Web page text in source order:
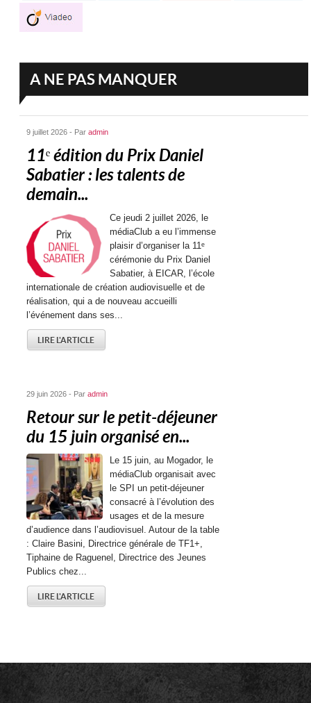
A NE PAS MANQUER
9 juillet 2026 - Paradmin
11ᵉ édition du Prix Daniel
Sabatier : les talents de
demain...
Ce jeudi 2 juillet 2026, le
médiaClub a eu l’immense
plaisir d’organiser la 11ᵉ
cérémonie du Prix Daniel
Sabatier, à EICAR, l’école
internationale de création audiovisuelle et de
réalisation, qui a de nouveau accueilli
l’événement dans ses...
LIRE L'ARTICLE
29 juin 2026 - Paradmin
Retour sur le petit-déjeuner
du 15 juin organisé en...
Le 15 juin, au Mogador, le
médiaClub organisait avec
le SPI un petit-déjeuner
consacré à l’évolution des
usages et de la mesure
d’audience dans l’audiovisuel. Autour de la table
: Claire Basini, Directrice générale de TF1+,
Tiphaine de Raguenel, Directrice des Jeunes
Publics chez...
LIRE L'ARTICLE